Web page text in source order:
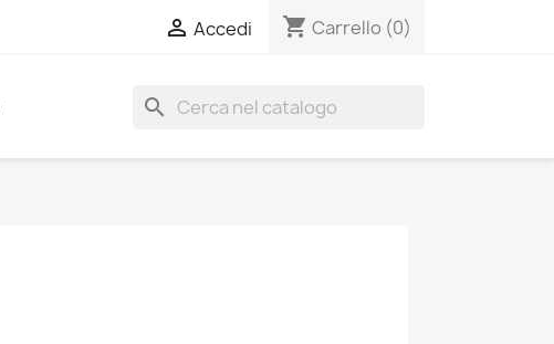
 Accedi shopping_cart Carrello (0)
search